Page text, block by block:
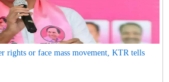
rights or face mass movement, KTR tells